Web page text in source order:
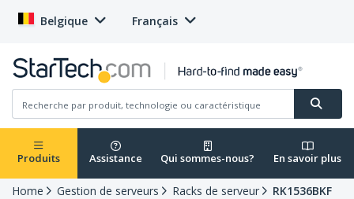
Belgique Français
Produits Assistance Qui sommes-nous? En savoir plus
Home Gestion de serveurs Racks de serveur
RK1536BKF